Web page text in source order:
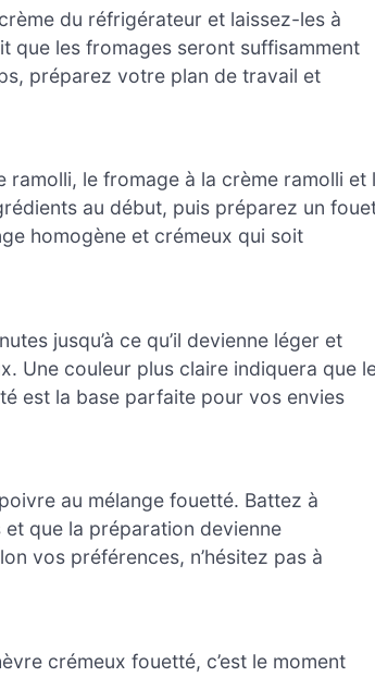
du réfrigérateur et laissez-les à
que les fromages seront suffisamment
préparez votre plan de travail et
le fromage à la crème ramolli et
au début, puis préparez un
homogène et crémeux qui soit
jusqu’à ce qu’il devienne léger et
Une couleur plus claire indiquera que
est la base parfaite pour vos envies
au mélange fouetté. Battez à
et que la préparation devienne
vos préférences, n’hésitez pas à
crémeux fouetté, c’est le moment